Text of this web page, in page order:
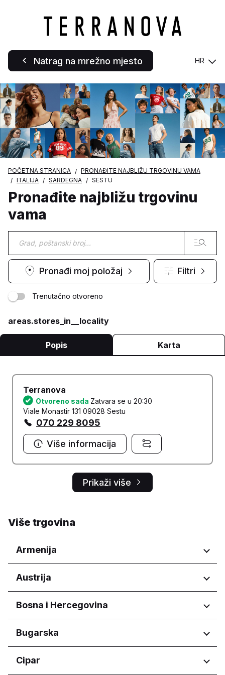
Natrag na mrežno mjesto HR
POČETNA STRANICA
PRONAĐITE NAJBLIŽU TRGOVINU VAMA
ITALIJA
SARDEGNA SESTU
Pronađite najbližu trgovinu
vama
Pronađi moj položaj Filtri
Trenutačno otvoreno
areas.stores_in__locality
Popis Karta
Terranova
Otvoreno sada Zatvara se u 20:30
Viale Monastir 131 09028 Sestu
070 229 8095
Više informacija
Prikaži više
Više trgovina
Armenija
Regije
Austrija
Regije
Bosna i Hercegovina
Regije
Bugarska
Regije
Cipar